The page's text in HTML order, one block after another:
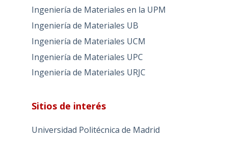
Ingeniería de Materiales en la UPM
Ingeniería de Materiales UB
Ingeniería de Materiales UCM
Ingeniería de Materiales UPC
Ingeniería de Materiales URJC
Sitios de interés
Universidad Politécnica de Madrid